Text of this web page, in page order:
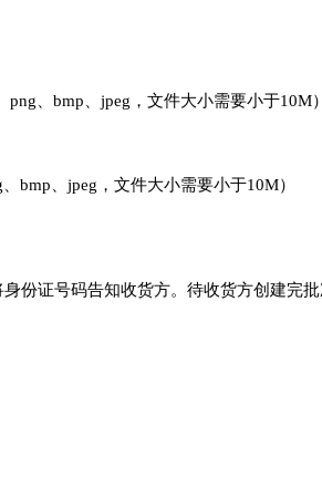
、bmp、jpeg，文件大小需要小于10M）
bmp、jpeg，文件大小需要小于10M）
份证号码告知收货方。待收货方创建完